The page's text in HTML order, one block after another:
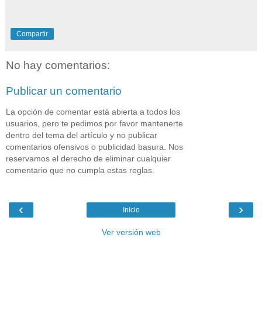
Compartir
No hay comentarios:
Publicar un comentario
La opción de comentar está abierta a todos los
usuarios, pero te pedimos por favor mantenerte
dentro del tema del artículo y no publicar
comentarios ofensivos o publicidad basura. Nos
reservamos el derecho de eliminar cualquier
comentario que no cumpla estas reglas.
‹ ›
Inicio
Ver versión web